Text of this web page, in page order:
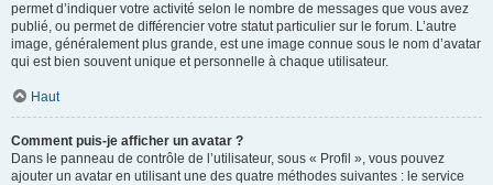
permet d’indiquer votre activité selon le nombre de messages que vous avez
publié, ou permet de différencier votre statut particulier sur le forum. L’autre
image, généralement plus grande, est une image connue sous le nom d’avatar
qui est bien souvent unique et personnelle à chaque utilisateur.
Haut
Comment puis-je afficher un avatar ?
Dans le panneau de contrôle de l’utilisateur, sous « Profil », vous pouvez
ajouter un avatar en utilisant une des quatre méthodes suivantes : le service